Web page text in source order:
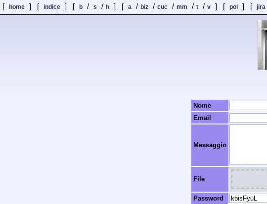
[ home ] [ indice ] [ b / s / h ] [ a / biz / cuc / mm / t / v ] [ pol ] [ jira
Nome
Email
Messaggio
File
Password